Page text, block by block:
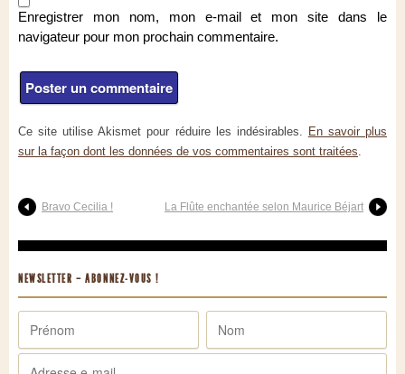
Enregistrer mon nom, mon e-mail et mon site dans le
navigateur pour mon prochain commentaire.
Ce site utilise Akismet pour réduire les indésirables. En savoir plus
sur la façon dont les données de vos commentaires sont traitées.
Bravo Cecilia ! La Flûte enchantée selon Maurice Béjart
NEWSLETTER – ABONNEZ-VOUS !